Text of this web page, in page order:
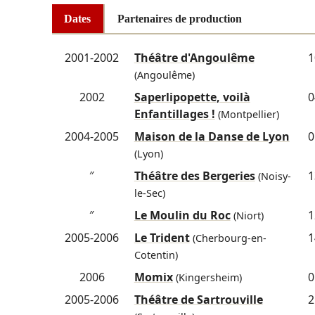
Dates Partenaires de production
2001-2002 Théâtre d'Angoulême
(Angoulême)
2002
Saperlipopette, voilà
Enfantillages ! (Montpellier)
2004-2005 Maison de la Danse de Lyon
(Lyon)
″ Théâtre des Bergeries(Noisy-
le-Sec)
″ Le Moulin du Roc(Niort)
2005-2006
Le Trident(Cherbourg-en-
Cotentin)
2006 Momix(Kingersheim)
2005-2006
Théâtre de Sartrouville